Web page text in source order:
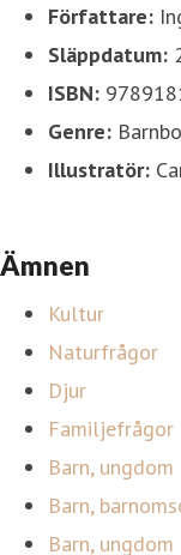
Författare:
Släppdatum:
ISBN:
Genre:
Illustratör:
Ämnen
Kultur
Naturfrågor
Djur
Familjefrågor
Barn, ungdom
Barn,
Barn, ungdom